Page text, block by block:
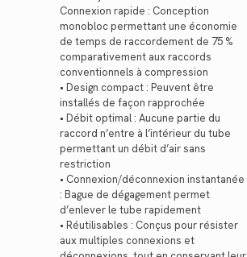
Connexion rapide : Conception
monobloc permettant une économie
de temps de raccordement de 75 %
comparativement aux raccords
conventionnels à compression
• Design compact : Peuvent être
installés de façon rapprochée
• Débit optimal : Aucune partie du
raccord n’entre à l’intérieur du tube
permettant un débit d’air sans
restriction
• Connexion/déconnexion instantanée
: Bague de dégagement permet
d’enlever le tube rapidement
• Réutilisables : Conçus pour résister
aux multiples connexions et